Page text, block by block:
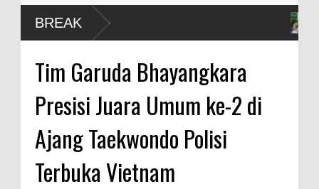
BREAK
Anggota Karang
Tim Garuda Bhayangkara
Presisi Juara Umum ke-2 di
Ajang Taekwondo Polisi
Terbuka Vietnam